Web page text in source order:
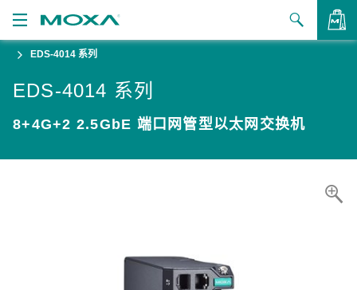
品
决方案
持
EDS-4014 系列
EDS-4014 系列
8+4G+2 2.5GbE 端口网管型以太网交换机
查看询价